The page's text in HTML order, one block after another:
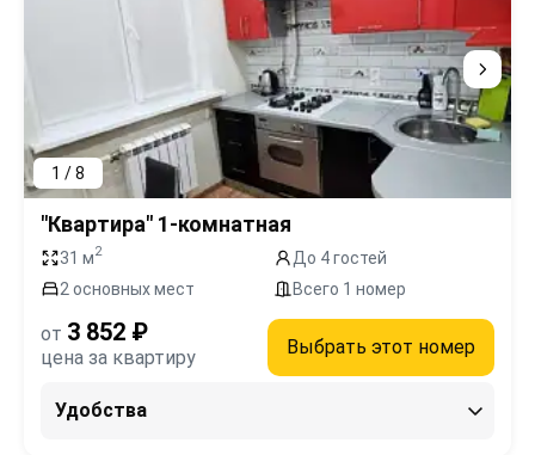
1 / 8
"Квартира" 1-комнатная
31 м2
До 4 гостей
2 основных мест
Всего 1 номер
от 3 852 ₽
цена за квартиру Выбрать этот номер
Удобства